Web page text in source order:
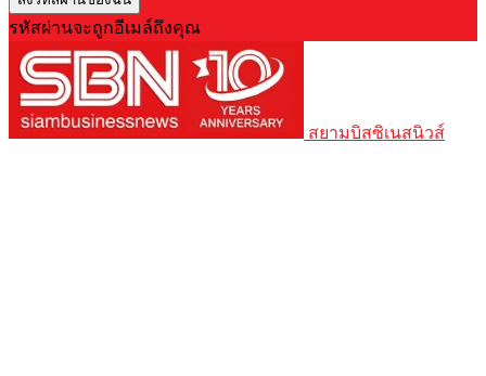
รหัสผ่านจะถูกอีเมล์ถึงคุณ
สยามบิสซิเนสนิวส์